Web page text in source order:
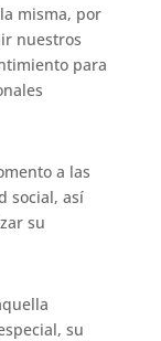
misma, por
nuestros
para
a las
social, así
su
su